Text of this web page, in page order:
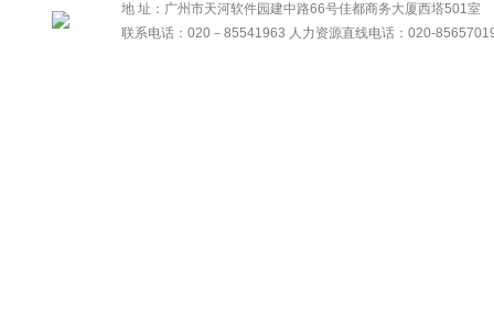
地 址：广州市天河软件园建中路66号佳都商务大厦西塔501室
联系电话：020－85541963 人力资源直线电话：020-